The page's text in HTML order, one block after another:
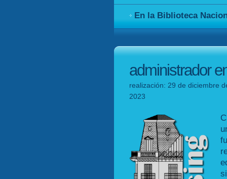
En la Biblioteca
administrador
realización: 29 de diciembre
2023